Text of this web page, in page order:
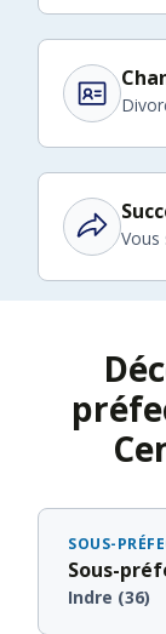
SOUS-
Sous-
Indre (36)